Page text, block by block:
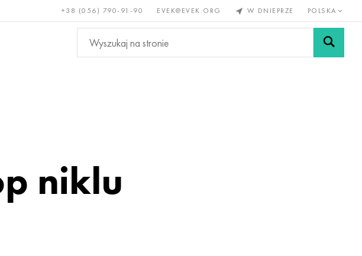
+38 (056) 790-91-90 EVEK@EVEK.ORG W DNIEPRZE POLSKA
Metale
nieżelazne
Stali Siatki i
niklu